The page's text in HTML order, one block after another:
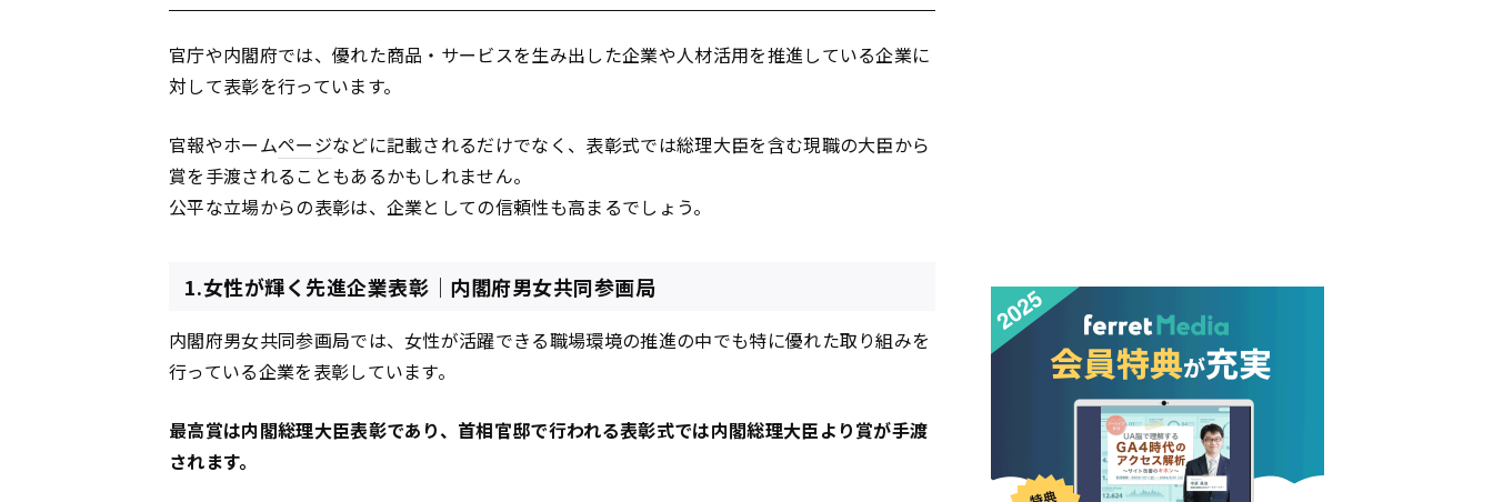
官庁や内閣府では、優れた商品・サービスを生み出した企業や人材活用を推進している企業に
対して表彰を行っています。
官報やホームページなどに記載されるだけでなく、表彰式では総理大臣を含む現職の大臣から
賞を手渡されることもあるかもしれません。
公平な立場からの表彰は、企業としての信頼性も高まるでしょう。
1.女性が輝く先進企業表彰｜内閣府男女共同参画局
内閣府男女共同参画局では、女性が活躍できる職場環境の推進の中でも特に優れた取り組みを
行っている企業を表彰しています。
最高賞は内閣総理大臣表彰であり、首相官邸で行われる表彰式では内閣総理大臣より賞が手渡
されます。